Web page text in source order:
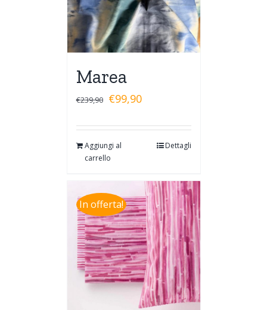
Marea
€239,90 €99,90
Aggiungi al
carrello
Dettagli
In offerta!